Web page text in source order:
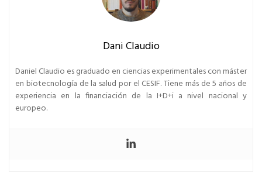
Dani Claudio
Daniel Claudio es graduado en ciencias experimentales con máster
en biotecnología de la salud por el CESIF. Tiene más de 5 años de
experiencia en la financiación de la I+D+i a nivel nacional y
europeo.